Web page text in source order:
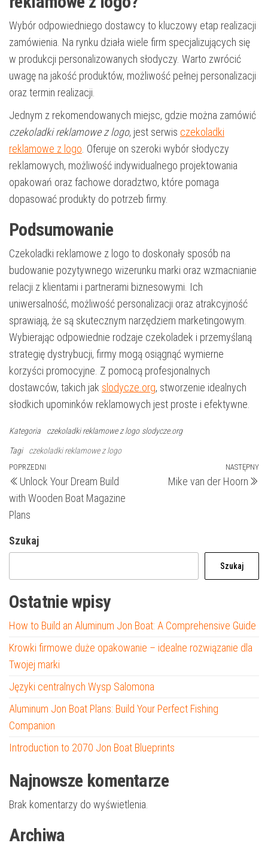
Wybór odpowiedniego dostawcy to kluczowy etap realizacji
zamówienia. Na rynku działa wiele firm specjalizujących się
w produkcji personalizowanych słodyczy. Warto zwrócić
uwagę na jakość produktów, możliwość pełnej personalizacji
oraz termin realizacji.
Jednym z rekomendowanych miejsc, gdzie można zamówić
czekoladki reklamowe z logo, jest serwis czekoladki
reklamowe z logo . Oferuje on szeroki wybór słodyczy
reklamowych, możliwość indywidualnego projektowania
opakowań oraz fachowe doradztwo, które pomaga
dopasować produkty do potrzeb firmy.
Podsumowanie
Czekoladki reklamowe z logo to doskonały sposób na
budowanie pozytywnego wizerunku marki oraz wzmacnianie
relacji z klientami i partnerami biznesowymi. Ich
uniwersalność, możliwość personalizacji oraz atrakcyjność
sprawiają, że są skutecznym narzędziem marketingowym.
Wybierając odpowiednie rodzaje czekoladek i przemyślaną
strategię dystrybucji, firmy mogą osiągnąć wymierne
korzyści promocyjne. Z pomocą profesjonalnych
dostawców, takich jak slodycze.org, stworzenie idealnych
słodkich upominków reklamowych jest proste i efektywne.
Kategoria czekoladki reklamowe z logo slodycze.org
Tagi czekoladki reklamowe z logo
Nawigacja
wpisu
Poprzedni
wpis
POPRZEDNI
Unlock Your Dream Build
with Wooden Boat Magazine
Plans
NASTĘPNY
Mike van der Hoorn
Szukaj
Szukaj
Ostatnie wpisy
How to Build an Aluminum Jon Boat: A Comprehensive Guide
Krowki firmowe duże opakowanie – idealne rozwiązanie dla
Twojej marki
Języki centralnych Wysp Salomona
Aluminum Jon Boat Plans: Build Your Perfect Fishing
Companion
Introduction to 2070 Jon Boat Blueprints
Najnowsze komentarze
Brak komentarzy do wyświetlenia.
Archiwa